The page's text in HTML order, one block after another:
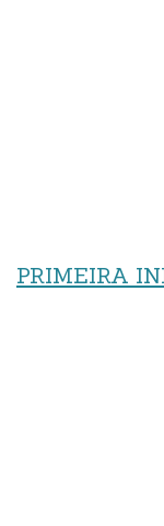
PRIMEIRA